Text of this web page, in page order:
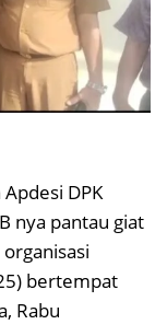
DPK
nya pantau giat
bertempat
Rabu